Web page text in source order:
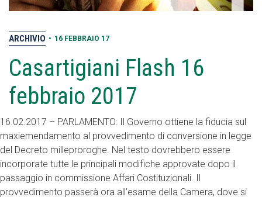
ARCHIVIO • 16 FEBBRAIO 17
Casartigiani Flash 16
febbraio 2017
16.02.2017 – PARLAMENTO: Il Governo ottiene la fiducia sul
maxiemendamento al provvedimento di conversione in legge
del Decreto milleproroghe. Nel testo dovrebbero essere
incorporate tutte le principali modifiche approvate dopo il
passaggio in commissione Affari Costituzionali. Il
provvedimento passerà ora all’esame della Camera, dove si